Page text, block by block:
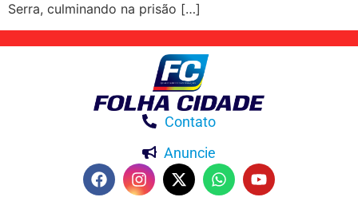
Serra, culminando na prisão […]
Contato
Anuncie